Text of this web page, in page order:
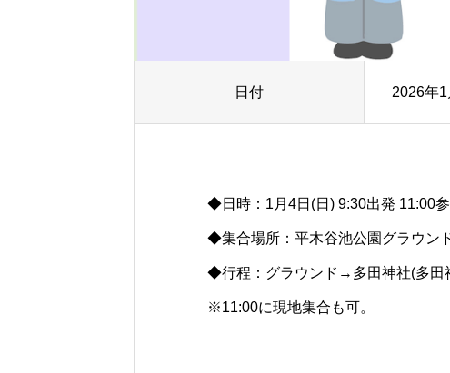
日付 2026年1
◆日時：1月4日(日) 9:30出発 11:00
◆集合場所：平木谷池公園グラウン
◆行程：グラウンド→多田神社(多田
※11:00に現地集合も可。